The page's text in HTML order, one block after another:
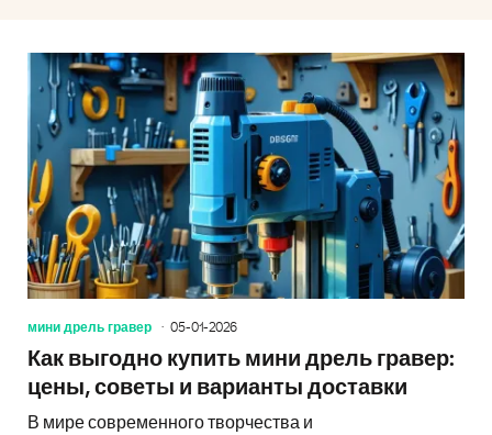
мини дрель гравер 05-01-2026
Как выгодно купить мини дрель гравер:
цены, советы и варианты доставки
В мире современного творчества и